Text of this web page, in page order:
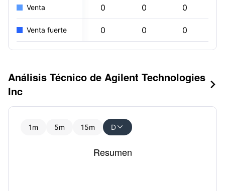
Venta 0 0 0
Venta fuerte 0 0 0
Análisis Técnico de Agilent Technologies
Inc

1m 5m 15m D
Resumen